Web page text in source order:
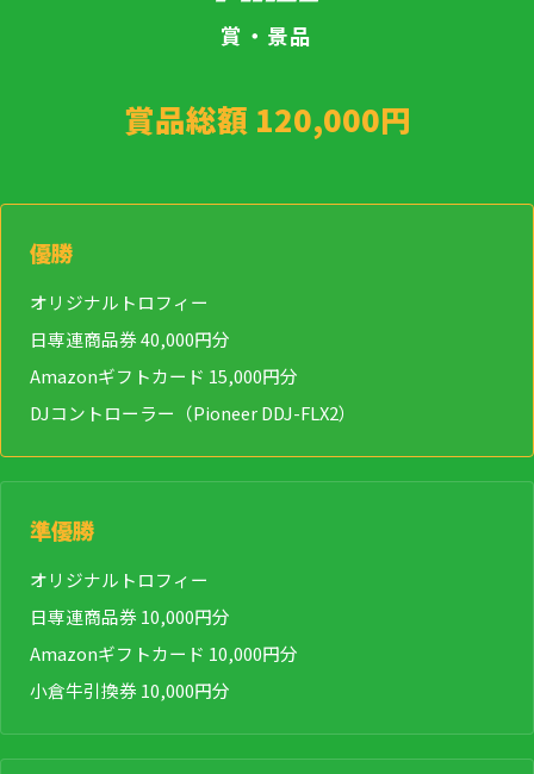
賞・景品
賞品総額 120,000円
優勝
オリジナルトロフィー
日専連商品券 40,000円分
Amazonギフトカード 15,000円分
DJコントローラー（Pioneer DDJ-FLX2）
準優勝
オリジナルトロフィー
日専連商品券 10,000円分
Amazonギフトカード 10,000円分
小倉牛引換券 10,000円分